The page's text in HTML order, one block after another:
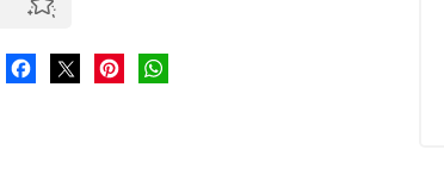
Facebook Pinterest